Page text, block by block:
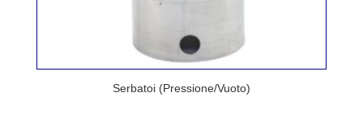
Serbatoi (Pressione/Vuoto)